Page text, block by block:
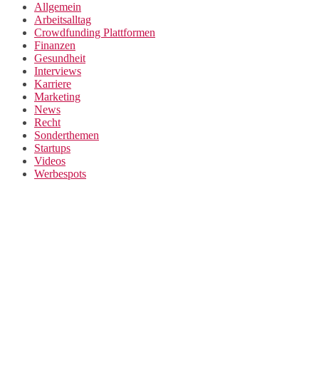
Allgemein
Arbeitsalltag
Crowdfunding Plattformen
Finanzen
Gesundheit
Interviews
Karriere
Marketing
News
Recht
Sonderthemen
Startups
Videos
Werbespots